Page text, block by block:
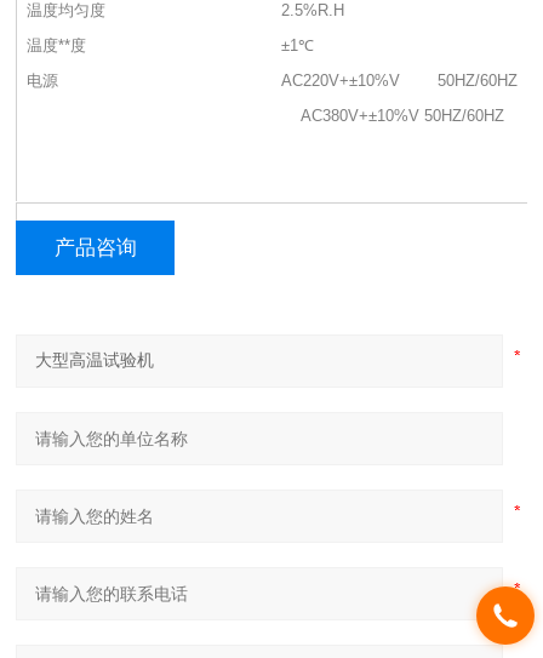
温度均匀度
2.5%R.H
温度**度
±1℃
电源
AC220V+±10%V 50HZ/60HZ
AC380V+±10%V 50HZ/60HZ
产品咨询